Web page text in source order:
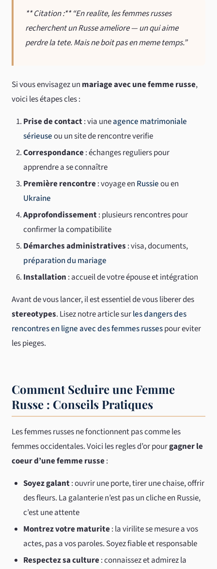
** Citation :** “En realite, les femmes russes
recherchent un Russe ameliore — un qui aime
perdre la tete. Mais ne boit pas en meme temps.”
Si vous envisagez un mariage avec une femme russe,
voici les étapes cles :
Prise de contact: via uneagence matrimoniale
sérieuseou un site de rencontre verifie
Correspondance: échanges reguliers pour
apprendre a se connaître
Première rencontre: voyage en Russieou en
Ukraine
Approfondissement: plusieurs rencontres pour
confirmer la compatibilite
Démarches administratives : visa, documents,
préparation du mariage
Installation : accueil de votre épouse et intégration
Avant de vous lancer, il est essentiel de vous liberer des
stereotypes. Lisez notre article surles dangers des
rencontres en ligne avec des femmes russespour eviter
les pieges.
Comment Seduire une Femme
Russe : Conseils Pratiques
Les femmes russes ne fonctionnent pas comme les
femmes occidentales. Voici les regles d’or pourgagner le
coeur d’une femme russe:
Soyez galant: ouvrir une porte, tirer une chaise, offrir
des fleurs. La galanterie n’est pas un cliche en Russie,
c’est une attente
Montrez votre maturite: la virilite se mesure a vos
actes, pas a vos paroles. Soyez fiable et responsable
Respectez sa culture: connaissez et admirez la